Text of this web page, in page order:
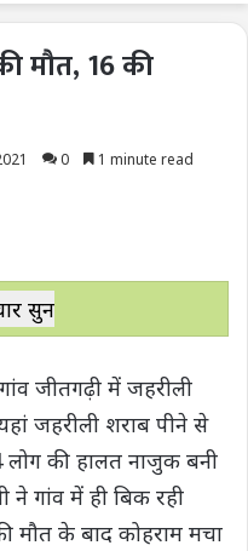
मौत, 16 की
0 1 minute read
सुनें
जीतगढ़ी में जहरीली
जहरीली शराब पीने से
लोग की हालत नाजुक बनी
ने गांव में ही बिक रही
मौत के बाद कोहराम मचा